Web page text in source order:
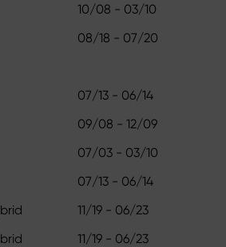
10/08 - 03/10
08/18 - 07/20
07/13 - 06/14
09/08 - 12/09
07/03 - 03/10
07/13 - 06/14
11/19 - 06/23
11/19 - 06/23